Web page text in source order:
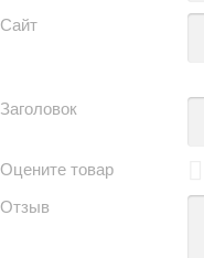
Сайт
Заголовок
Оцените товар
Отзыв